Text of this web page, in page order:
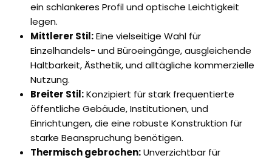
ein schlankeres Profil und optische Leichtigkeit
legen.
Mittlerer Stil:Eine vielseitige Wahl für
Einzelhandels- und Büroeingänge, ausgleichende
Haltbarkeit, Ästhetik, und alltägliche kommerzielle
Nutzung.
Breiter Stil:Konzipiert für stark frequentierte
öffentliche Gebäude, Institutionen, und
Einrichtungen, die eine robuste Konstruktion für
starke Beanspruchung benötigen.
Thermisch gebrochen:Unverzichtbar für